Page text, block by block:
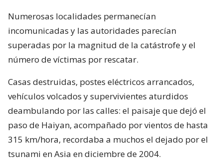
Numerosas localidades permanecían
incomunicadas y las autoridades parecían
superadas por la magnitud de la catástrofe y el
número de víctimas por rescatar.
Casas destruidas, postes eléctricos arrancados,
vehículos volcados y supervivientes aturdidos
deambulando por las calles: el paisaje que dejó el
paso de Haiyan, acompañado por vientos de hasta
315 km/hora, recordaba a muchos el dejado por el
tsunami en Asia en diciembre de 2004.